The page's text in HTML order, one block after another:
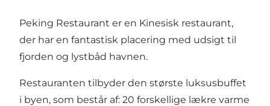
Peking Restaurant er en Kinesisk restaurant,
der har en fantastisk placering med udsigt til
fjorden og lystbåd havnen.
Restauranten tilbyder den største luksusbuffet
i byen, som består af: 20 forskellige lækre varme